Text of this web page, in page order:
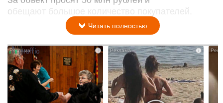
обещают большое количество покупателей.
Читать полностью
i i